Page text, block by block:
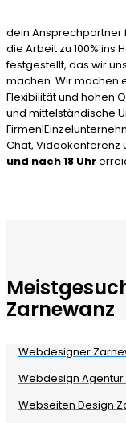
dein Ansprechpartner
die Arbeit zu 100%
festgestellt, das wir
machen. Wir machen
Flexibilität und hohen
und mittelständische
Chat, Videokonferenz
und nach 18 Uhr
Zarnewanz
Webdesigner
Webdesign
Webseiten Design